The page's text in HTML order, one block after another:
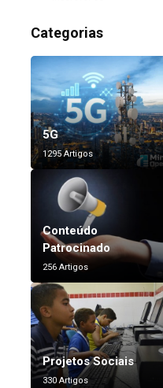
Categorias
5G
1295 Artigos
Conteúdo
Patrocinado
256 Artigos
Projetos Sociais
330 Artigos